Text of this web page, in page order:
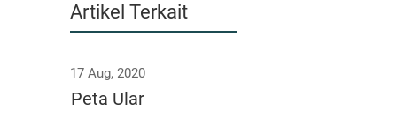
Artikel Terkait
17 Aug, 2020
Peta Ular